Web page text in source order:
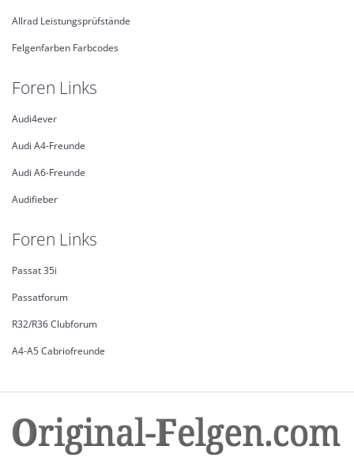
Allrad Leistungsprüfstände
Felgenfarben Farbcodes
Foren Links
Audi4ever
Audi A4-Freunde
Audi A6-Freunde
Audifieber
Foren Links
Passat 35i
Passatforum
R32/R36 Clubforum
A4-A5 Cabriofreunde